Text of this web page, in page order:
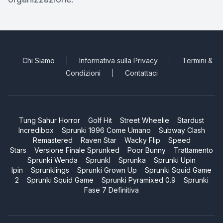
Chi Siamo Informativa sulla Privacy
Termini &
Condizioni
Contattaci
Tung Sahur Horror Golf Hit Street Wheelie
Stardust
Incredibox
Sprunki 1996 Come Umano
Subway Clash
Remastered
Raven Star Wacky Flip
Speed
Stars
Versione Finale Sprunked Poor Bunny
Trattamento
Sprunki Wenda
Sprunkl Sprunka
Sprunki Upin
Ipin
Sprunklings Sprunki Grown Up
Sprunki Squid Game
2
Sprunki Squid Game Sprunki Pyramixed 0.9
Sprunki
Fase 7 Definitiva